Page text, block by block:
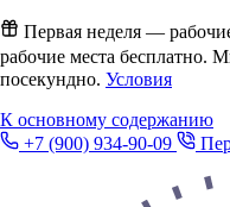
Первая неделя —
рабочие места бесплатно.
посекундно. Условия
К основному содержанию
+7 (900) 934-90-09